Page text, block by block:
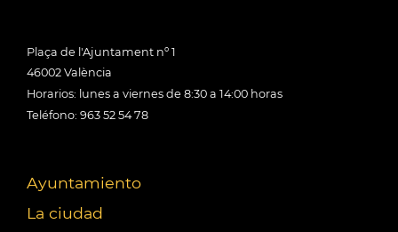
Plaça de l'Ajuntament nº 1
46002 València
Horarios: lunes a viernes de 8:30 a 14:00 horas
Teléfono: 963 52 54 78
Ayuntamiento
La ciudad